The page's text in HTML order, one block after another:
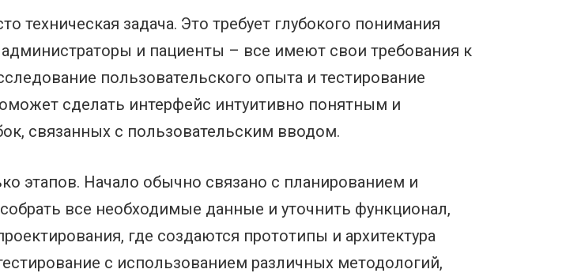
техническая задача. Это требует глубокого понимания
и пациенты – все имеют свои требования к
пользовательского опыта и тестирование
сделать интерфейс интуитивно понятным и
связанных с пользовательским вводом.
этапов. Начало обычно связано с планированием и
все необходимые данные и уточнить функционал,
где создаются прототипы и архитектура
с использованием различных методологий,